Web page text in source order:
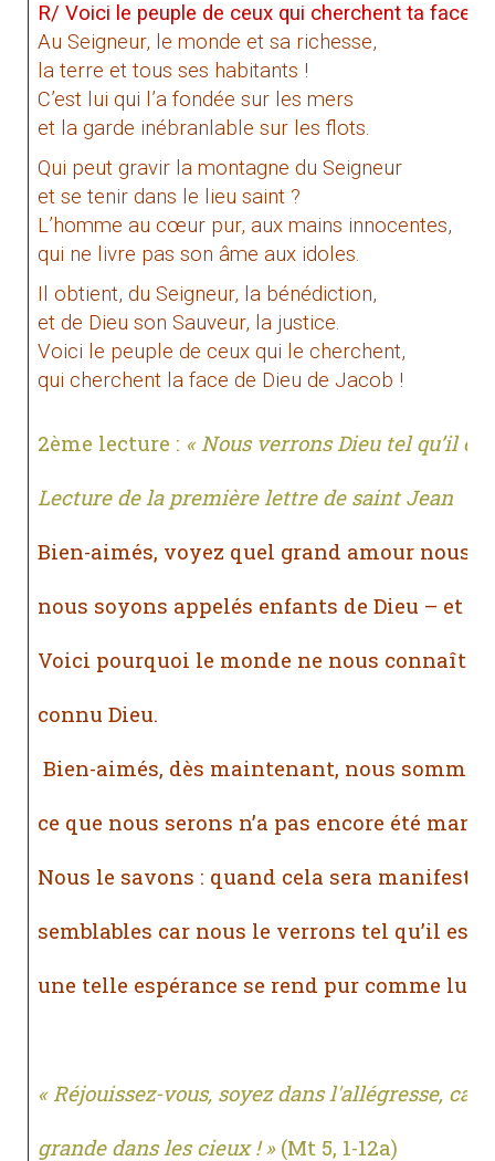
R/ Voici le peuple de ceux qui cherchent ta face,
Au Seigneur, le monde et sa richesse,
la terre et tous ses habitants !
C’est lui qui l’a fondée sur les mers
et la garde inébranlable sur les flots.
Qui peut gravir la montagne du Seigneur
et se tenir dans le lieu saint ?
L’homme au cœur pur, aux mains innocentes,
qui ne livre pas son âme aux idoles.
Il obtient, du Seigneur, la bénédiction,
et de Dieu son Sauveur, la justice.
Voici le peuple de ceux qui le cherchent,
qui cherchent la face de Dieu de Jacob !
2ème lecture : « Nous verrons Dieu tel qu’il est
Lecture de la première lettre de saint Jean
Bien-aimés, voyez quel grand amour nous a
nous soyons appelés enfants de Dieu – et
Voici pourquoi le monde ne nous connaît
connu Dieu.
Bien-aimés, dès maintenant, nous
ce que nous serons n’a pas encore été
Nous le savons : quand cela sera
semblables car nous le verrons tel qu’il
une telle espérance se rend pur comme lui-
« Réjouissez-vous, soyez dans l'allégresse, car
grande dans les cieux ! »(Mt 5, 1-12a)